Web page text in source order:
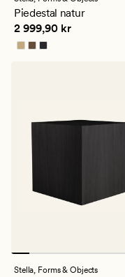
ett
genomsnittligt
betyg
på
4
Piedestal natur
Pris 2 999,90 kr
2 999,90 kr
Stella, Forms & Objects